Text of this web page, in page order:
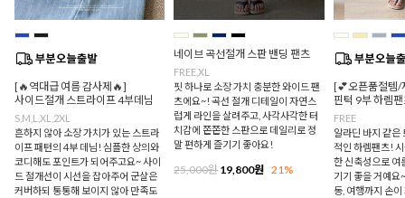
[🔥역대급 여름 감사제🔥]
사이드절개 스트라이프 4부데님
S,M,L,XL,2XL
흔하지 않아 소장 가치가 있는 스트라
이프 패턴의 4부 데님! 심플한 상의와
코디해도 포인트가 되어주고요~ 사이
드 절개선이 시선을 잡아주어 군살은
커버하되 통통해 보이지 않아 만족도
네이브 곡선절개 스판 밴딩 팬츠
FREE,XL
핏 하나로 소장 가치 충분한 와이드 팬
츠에요~! 곡선 절개 디테일이 자연스
럽게 라인을 살려주고, 사각사각한 터
치감에 쫀쫀한 스판으로 데일리로 정
말 편하게 즐기기 좋아요!
25,000원19,800원 21%
[💕오픈품절템/
핀턱 9부 하렘
FREE
알라딘 바지 같은
적인 하렘팬츠!
한 신축성으로 여
기기 좋을 거예요
동, 여행까지 손